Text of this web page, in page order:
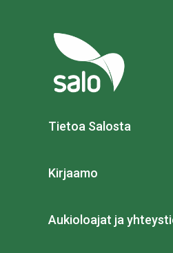
Tietoa Salosta
Kirjaamo
Aukioloajat ja